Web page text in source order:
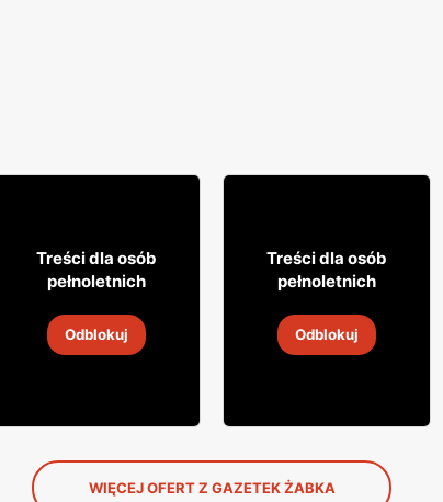
4999
Whisky Clan campbell
18 sie 2026
Treści dla osób
pełnoletnich
Odblokuj
799
Drink Captain Morgan
18 sie 2026
Treści dla osób
pełnoletnich
Odblokuj
WIĘCEJ OFERT Z GAZETEK ŻABKA